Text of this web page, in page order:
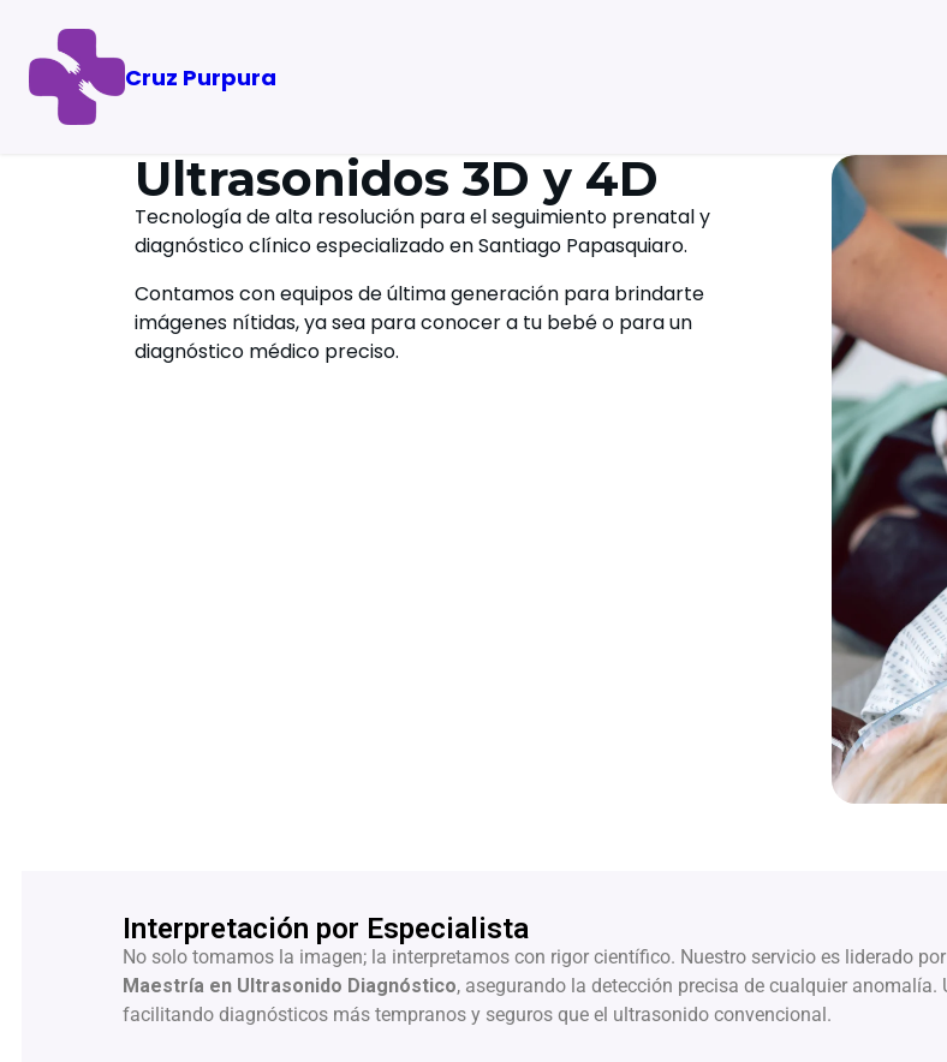
Cruz Purpura
Ultrasonidos 3D y 4D
Tecnología de alta resolución para el seguimiento prenatal y
diagnóstico clínico especializado en Santiago Papasquiaro.
Contamos con equipos de última generación para brindarte
imágenes nítidas, ya sea para conocer a tu bebé o para un
diagnóstico médico preciso.
Interpretación por Especialista
No solo tomamos la imagen; la interpretamos con rigor científico. Nuestro servicio es liderado
Maestría en Ultrasonido Diagnóstico, asegurando la detección precisa de cualquier
facilitando diagnósticos más tempranos y seguros que el ultrasonido convencional.